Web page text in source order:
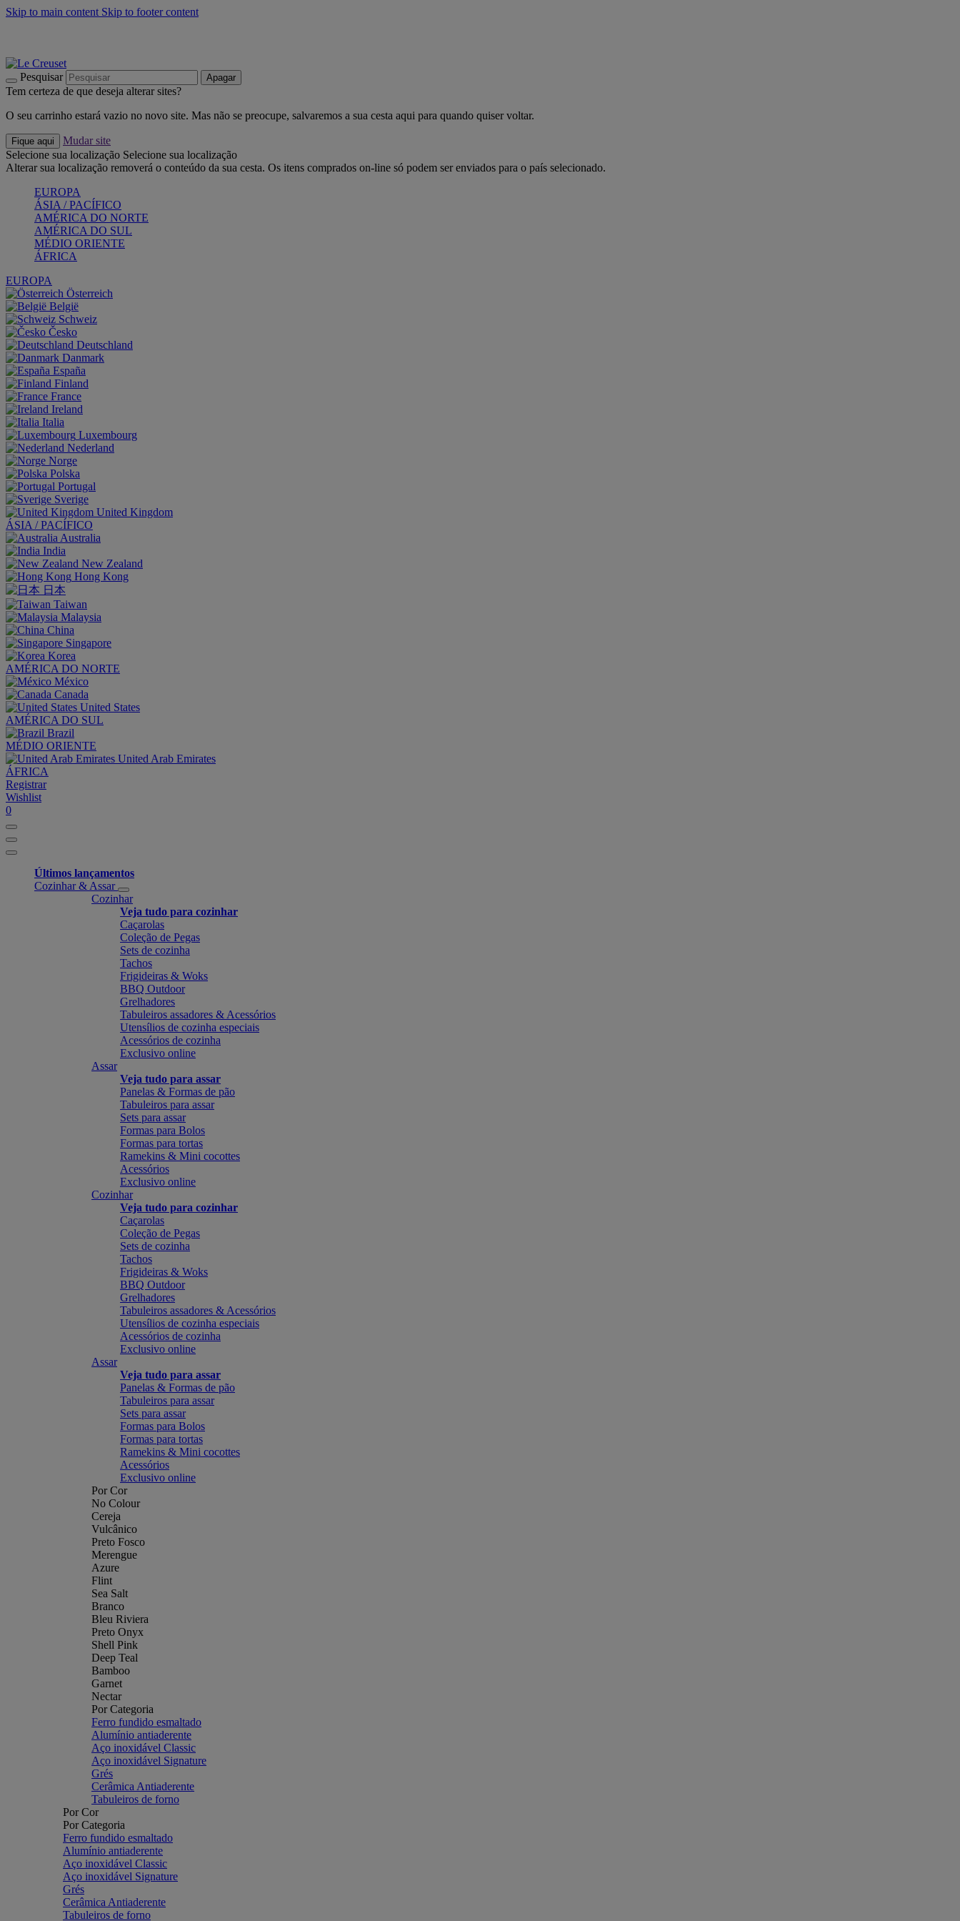
Skip to main content Skip to footer content
Pesquisar Apagar
Tem certeza de que deseja alterar sites?
O seu carrinho estará vazio no novo site. Mas não se preocupe, salvaremos a sua cesta aqui para quando quiser voltar.
Fique aqui
Mudar site
Selecione sua localização Selecione sua localização
Alterar sua localização removerá o conteúdo da sua cesta. Os itens comprados on-line só podem ser enviados para o país selecionado.
EUROPA
ÁSIA / PACÍFICO
AMÉRICA DO NORTE
AMÉRICA DO SUL
MÉDIO ORIENTE
ÁFRICA
EUROPA
Österreich
België
Schweiz
Česko
Deutschland
Danmark
España
Finland
France
Ireland
Italia
Luxembourg
Nederland
Norge
Polska
Portugal
Sverige
United Kingdom
ÁSIA / PACÍFICO
Australia
India
New Zealand
Hong Kong
日本
Taiwan
Malaysia
China
Singapore
Korea
AMÉRICA DO NORTE
México
Canada
United States
AMÉRICA DO SUL
Brazil
MÉDIO ORIENTE
United Arab Emirates
ÁFRICA
Registrar
Wishlist
0
Últimos lançamentos
Cozinhar & Assar
Cozinhar
Veja tudo para cozinhar
Caçarolas
Coleção de Pegas
Sets de cozinha
Tachos
Frigideiras & Woks
BBQ Outdoor
Grelhadores
Tabuleiros assadores & Acessórios
Utensílios de cozinha especiais
Acessórios de cozinha
Exclusivo online
Assar
Veja tudo para assar
Panelas & Formas de pão
Tabuleiros para assar
Sets para assar
Formas para Bolos
Formas para tortas
Ramekins & Mini cocottes
Acessórios
Exclusivo online
Cozinhar
Veja tudo para cozinhar
Caçarolas
Coleção de Pegas
Sets de cozinha
Tachos
Frigideiras & Woks
BBQ Outdoor
Grelhadores
Tabuleiros assadores & Acessórios
Utensílios de cozinha especiais
Acessórios de cozinha
Exclusivo online
Assar
Veja tudo para assar
Panelas & Formas de pão
Tabuleiros para assar
Sets para assar
Formas para Bolos
Formas para tortas
Ramekins & Mini cocottes
Acessórios
Exclusivo online
Por Cor
No Colour
Cereja
Vulcânico
Preto Fosco
Merengue
Azure
Flint
Sea Salt
Branco
Bleu Riviera
Preto Onyx
Shell Pink
Deep Teal
Bamboo
Garnet
Nectar
Por Categoria
Ferro fundido esmaltado
Alumínio antiaderente
Aço inoxidável Classic
Aço inoxidável Signature
Grés
Cerâmica Antiaderente
Tabuleiros de forno
Por Cor
Por Categoria
Ferro fundido esmaltado
Alumínio antiaderente
Aço inoxidável Classic
Aço inoxidável Signature
Grés
Cerâmica Antiaderente
Tabuleiros de forno